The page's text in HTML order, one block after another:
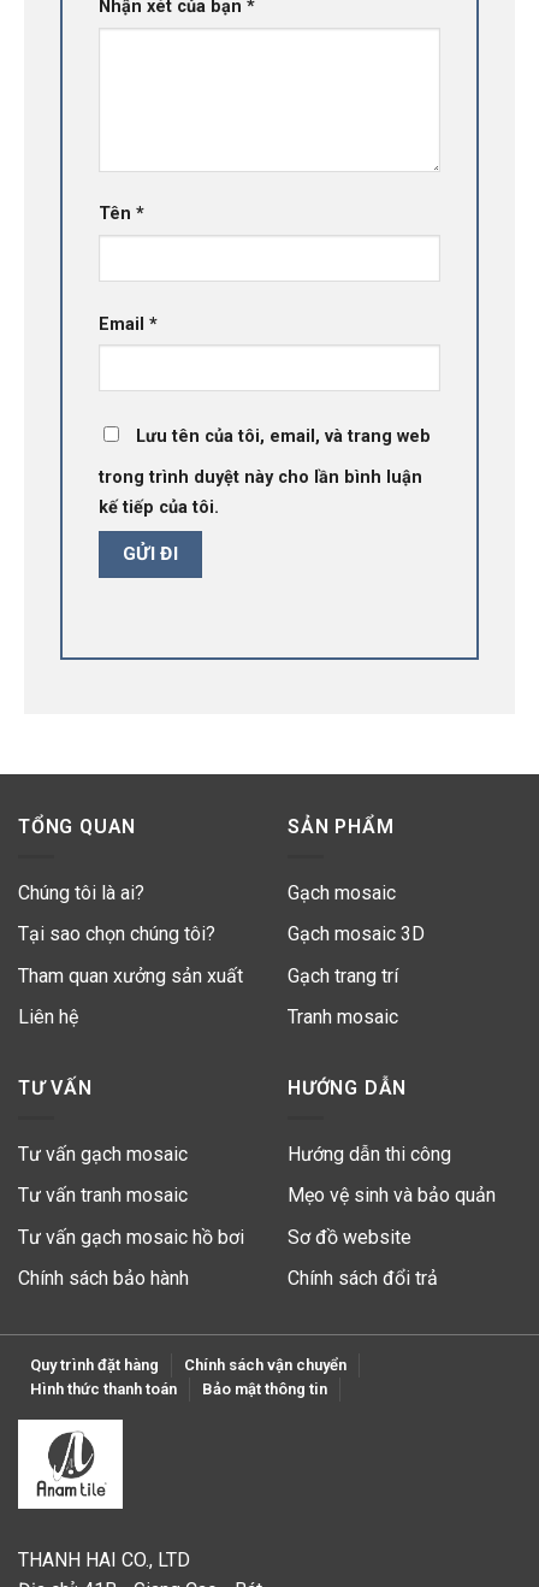
Nhận xét của bạn *
Tên *
Email *
Lưu tên của tôi, email, và trang web
trong trình duyệt này cho lần bình luận
kế tiếp của tôi.
TỔNG QUAN
Chúng tôi là ai?
Tại sao chọn chúng tôi?
Tham quan xưởng sản xuất
Liên hệ
SẢN PHẨM
Gạch mosaic
Gạch mosaic 3D
Gạch trang trí
Tranh mosaic
TƯ VẤN
Tư vấn gạch mosaic
Tư vấn tranh mosaic
Tư vấn gạch mosaic hồ bơi
Chính sách bảo hành
HƯỚNG DẪN
Hướng dẫn thi công
Mẹo vệ sinh và bảo quản
Sơ đồ website
Chính sách đổi trả
Quy trình đặt hàng
Chính sách vận chuyển
Hình thức thanh toán
Bảo mật thông tin
THANH HAI CO., LTD